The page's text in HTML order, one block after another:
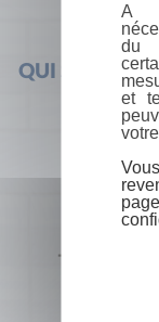
QUI
+33 (0) 1
A
du
et